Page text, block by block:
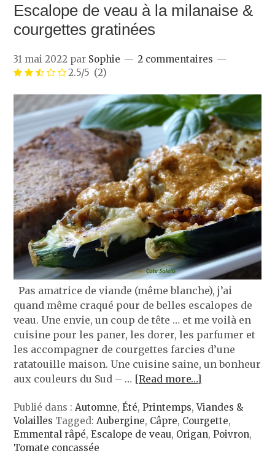
Escalope de veau à la milanaise &
courgettes gratinées
31 mai 2022 par Sophie
2 commentaires
2.5/5 (2)
Pas amatrice de viande (même blanche), j’ai
quand même craqué pour de belles escalopes de
veau. Une envie, un coup de tête … et me voilà en
cuisine pour les paner, les dorer, les parfumer et
les accompagner de courgettes farcies d’une
ratatouille maison. Une cuisine saine, un bonheur
aux couleurs du Sud – … [Read more…]
Publié dans :Automne,Été,Printemps,Viandes &
Volailles Tagged:Aubergine, Câpre, Courgette,
Emmental râpé,Escalope de veau, Origan,Poivron,
Tomate concassée